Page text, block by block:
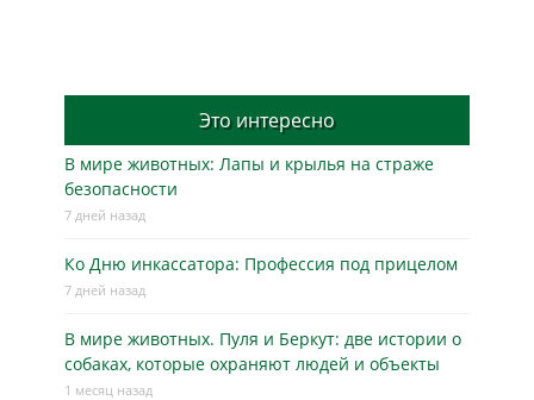
Это интересно
В мире животных: Лапы и крылья на страже
безопасности
7 дней назад
Ко Дню инкассатора: Профессия под прицелом
7 дней назад
В мире животных. Пуля и Беркут: две истории о
собаках, которые охраняют людей и объекты
1 месяц назад